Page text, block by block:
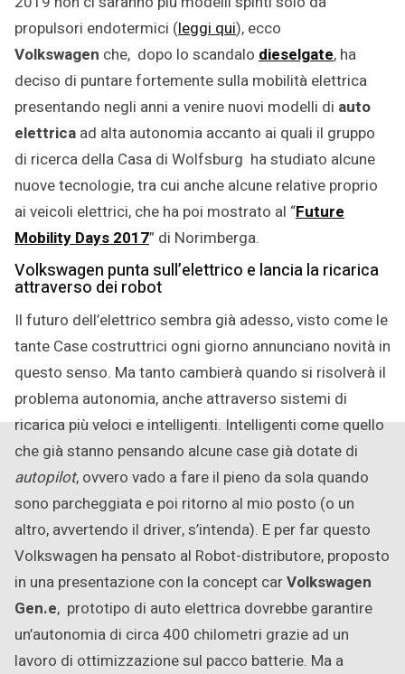
propulsori endotermici (leggi qui), ecco
Volkswagen che, dopo lo scandalo dieselgate, ha
deciso di puntare fortemente sulla mobilità elettrica
presentando negli anni a venire nuovi modelli di auto
elettrica ad alta autonomia accanto ai quali il gruppo
di ricerca della Casa di Wolfsburg ha studiato alcune
nuove tecnologie, tra cui anche alcune relative proprio
ai veicoli elettrici, che ha poi mostrato al “Future
Mobility Days 2017” di Norimberga.
Volkswagen punta sull’elettrico e lancia la ricarica
attraverso dei robot
Il futuro dell’elettrico sembra già adesso, visto come le
tante Case costruttrici ogni giorno annunciano novità in
questo senso. Ma tanto cambierà quando si risolverà il
problema autonomia, anche attraverso sistemi di
ricarica più veloci e intelligenti. Intelligenti come quello
che già stanno pensando alcune case già dotate di
autopilot, ovvero vado a fare il pieno da sola quando
sono parcheggiata e poi ritorno al mio posto (o un
altro, avvertendo il driver, s’intenda). E per far questo
Volkswagen ha pensato al Robot-distributore, proposto
in una presentazione con la concept carVolkswagen
Gen.e, prototipo di auto elettrica dovrebbe garantire
un’autonomia di circa 400 chilometri grazie ad un
lavoro di ottimizzazione sul pacco batterie. Ma a